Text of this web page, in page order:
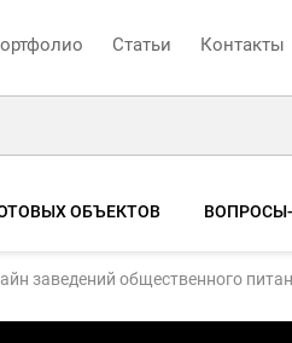
Статьи Контакты
ОБЪЕКТОВ
заведений общественного